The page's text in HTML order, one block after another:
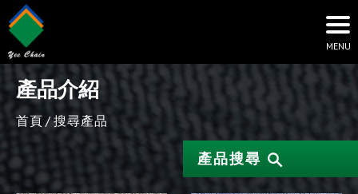
產品介紹
首頁 搜尋產品
產品搜尋